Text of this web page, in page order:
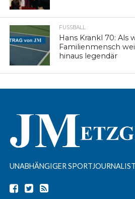
FUSSBALL
Hans Krankl 70: Als
Familienmensch
hinaus legendär
UNABHÄNGIGER